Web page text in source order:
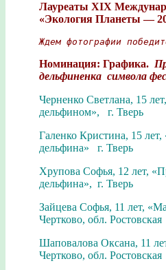
Лауреаты XIX
«Экология Планеты —
Ждем фотографии
Номинация: Графика.
дельфиненка символа
Черненко Светлана, 15
дельфином», г. Тверь
Галенко Кристина, 15
дельфина» г. Тверь
Хрупова Софья, 12 лет,
дельфина», г. Тверь
Зайцева Софья, 11 лет,
Чертково, обл. Ростовская
Шаповалова Оксана, 11
Чертково, обл. Ростовская